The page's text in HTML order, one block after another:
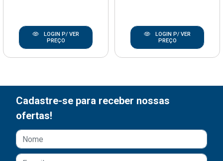
LOGIN P/ VER
PREÇO
LOGIN P/ VER
PREÇO
Cadastre-se para receber nossas
ofertas!